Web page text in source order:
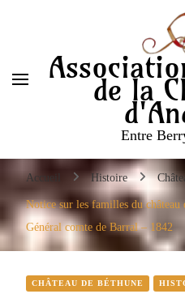
de la
Entre
Accueil Histoire
Notice sur les familles du
Général comte de Barral – 1842
CHÂTEAU DE BÉTHUNE